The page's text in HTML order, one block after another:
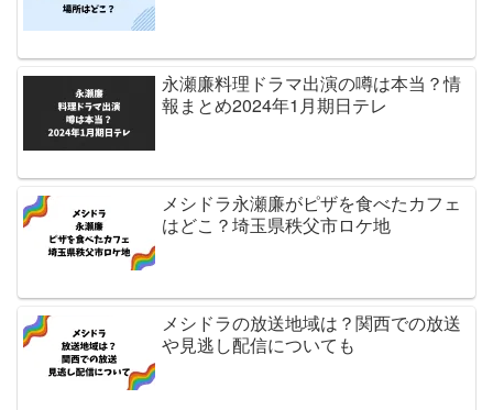
永瀬廉料理ドラマ出演の噂は本当？情
報まとめ2024年1月期日テレ
メシドラ永瀬廉がピザを食べたカフェ
はどこ？埼玉県秩父市ロケ地
メシドラの放送地域は？関西での放送
や見逃し配信についても